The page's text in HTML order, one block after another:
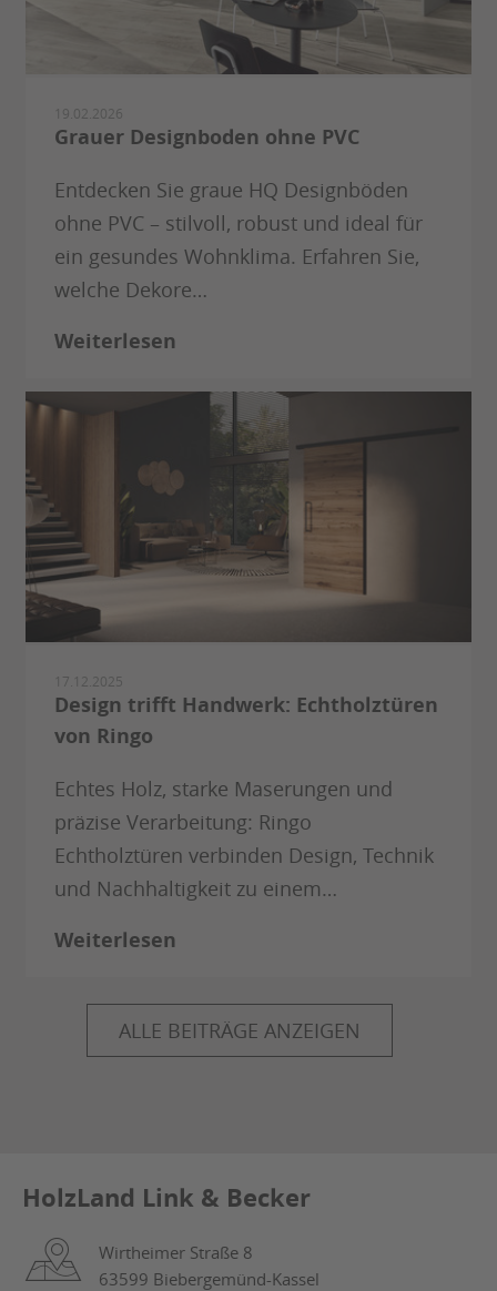
19.02.2026
Grauer Designboden ohne PVC
Entdecken Sie graue HQ Designböden
ohne PVC – stilvoll, robust und ideal für
ein gesundes Wohnklima. Erfahren Sie,
welche Dekore…
Weiterlesen
17.12.2025
Design trifft Handwerk: Echtholztüren
von Ringo
Echtes Holz, starke Maserungen und
präzise Verarbeitung: Ringo
Echtholztüren verbinden Design, Technik
und Nachhaltigkeit zu einem…
Weiterlesen
ALLE BEITRÄGE ANZEIGEN
HolzLand Link & Becker
Wirtheimer Straße 8
63599 Biebergemünd-Kassel